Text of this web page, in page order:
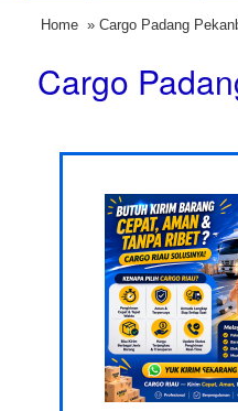
Home » Cargo Padang
Cargo